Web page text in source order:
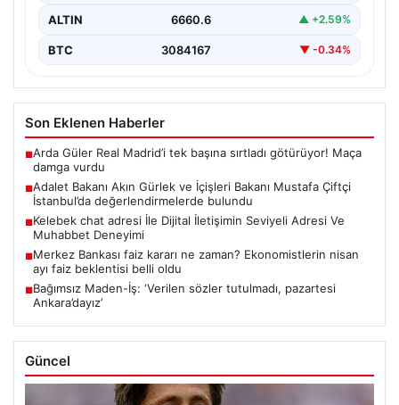
ALTIN 6660.6 ▲ +2.59%
BTC 3084167 ▼ -0.34%
Son Eklenen Haberler
■Arda Güler Real Madrid’i tek başına sırtladı götürüyor! Maça
damga vurdu
■Adalet Bakanı Akın Gürlek ve İçişleri Bakanı Mustafa Çiftçi
İstanbul’da değerlendirmelerde bulundu
■Kelebek chat adresi İle Dijital İletişimin Seviyeli Adresi Ve
Muhabbet Deneyimi
■Merkez Bankası faiz kararı ne zaman? Ekonomistlerin nisan
ayı faiz beklentisi belli oldu
■Bağımsız Maden-İş: ‘Verilen sözler tutulmadı, pazartesi
Ankara’dayız’
Güncel